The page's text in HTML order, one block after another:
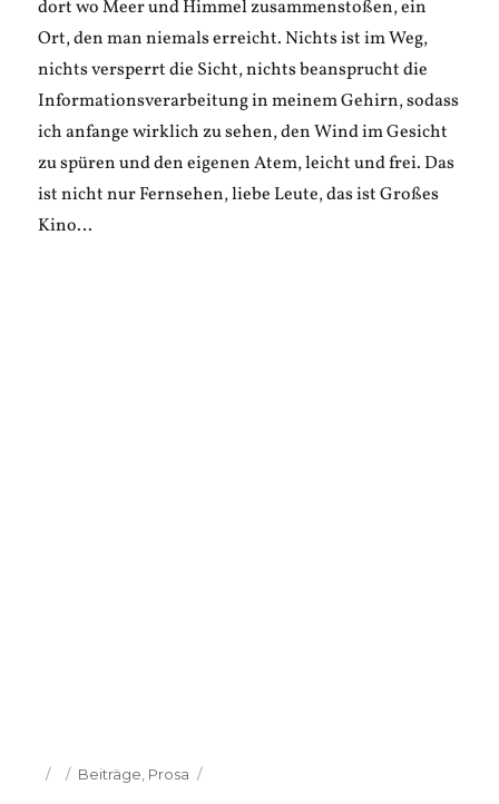
dort wo Meer und Himmel zusammenstoßen, ein
Ort, den man niemals erreicht. Nichts ist im Weg,
nichts versperrt die Sicht, nichts beansprucht die
Informationsverarbeitung in meinem Gehirn, sodass
ich anfange wirklich zu sehen, den Wind im Gesicht
zu spüren und den eigenen Atem, leicht und frei. Das
ist nicht nur Fernsehen, liebe Leute, das ist Großes
Kino…
Veröffentlicht
Kategorien
Beiträge Prosa